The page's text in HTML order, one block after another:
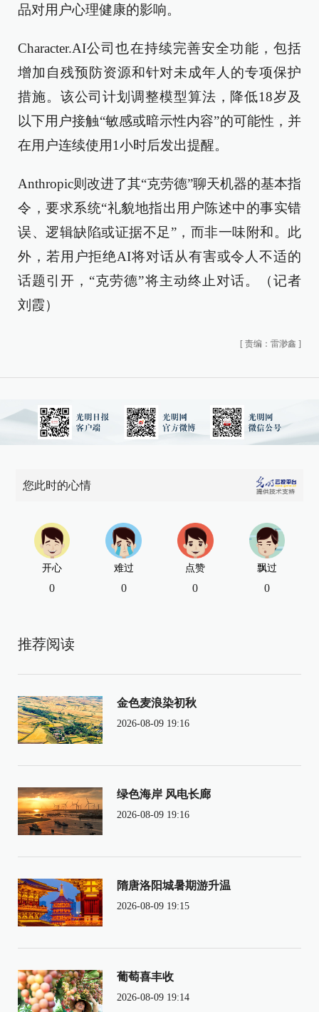
品对用户心理健康的影响。
Character.AI公司也在持续完善安全功能，包括
增加自残预防资源和针对未成年人的专项保护
措施。该公司计划调整模型算法，降低18岁及
以下用户接触“敏感或暗示性内容”的可能性，并
在用户连续使用1小时后发出提醒。
Anthropic则改进了其“克劳德”聊天机器的基本指
令，要求系统“礼貌地指出用户陈述中的事实错
误、逻辑缺陷或证据不足”，而非一味附和。此
外，若用户拒绝AI将对话从有害或令人不适的
话题引开，“克劳德”将主动终止对话。（记者
刘霞）
[ 责编：雷渺鑫 ]
您此时的心情
开心
0
难过
0
点赞
0
飘过
0
推荐阅读
金色麦浪染初秋
2026-08-09 19:16
绿色海岸 风电长廊
2026-08-09 19:16
隋唐洛阳城暑期游升温
2026-08-09 19:15
葡萄喜丰收
2026-08-09 19:14